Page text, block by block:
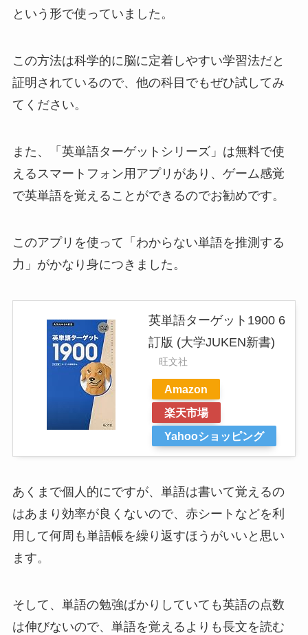
という形で使っていました。
この方法は科学的に脳に定着しやすい学習法だと
証明されているので、他の科目でもぜひ試してみ
てください。
また、「英単語ターゲットシリーズ」は無料で使
えるスマートフォン用アプリがあり、ゲーム感覚
で英単語を覚えることができるのでお勧めです。
このアプリを使って「わからない単語を推測する
力」がかなり身につきました。
英単語ターゲット1900 6
訂版 (大学JUKEN新書)
旺文社
Amazon
楽天市場
Yahooショッピング
あくまで個人的にですが、単語は書いて覚えるの
はあまり効率が良くないので、赤シートなどを利
用して何周も単語帳を繰り返すほうがいいと思い
ます。
そして、単語の勉強ばかりしていても英語の点数
は伸びないので、単語を覚えるよりも長文を読む